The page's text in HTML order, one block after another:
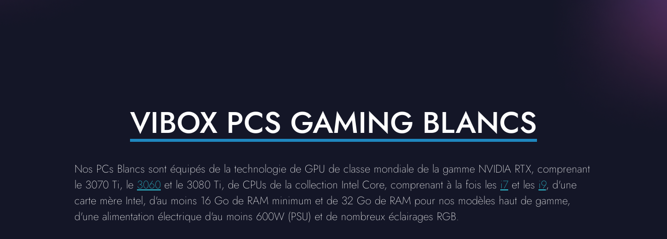
VIBOX PCS GAMING BLANCS
Nos PCs Blancs sont équipés de la technologie de GPU de classe mondiale de la gamme NVIDIA RTX, comprenant
le 3070 Ti, le 3060 et le 3080 Ti, de CPUs de la collection Intel Core, comprenant à la fois les i7 et les i9, d'une
carte mère Intel, d'au moins 16 Go de RAM minimum et de 32 Go de RAM pour nos modèles haut de gamme,
d'une alimentation électrique d'au moins 600W (PSU) et de nombreux éclairages RGB.